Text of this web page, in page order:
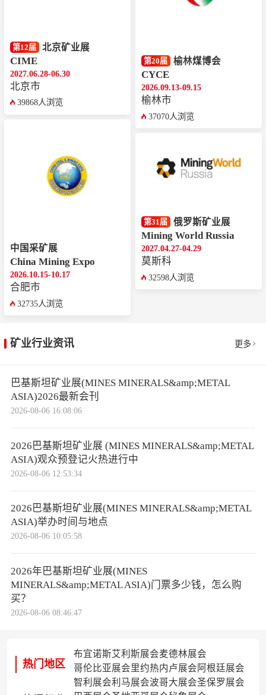
第12届 北京矿业展
CIME
2027.06.28-06.30
北京市
39868人浏览
中国采矿展
China Mining Expo
2026.10.15-10.17
合肥市
32735人浏览
第20届 榆林煤博会
CYCE
2026.09.13-09.15
榆林市
37070人浏览
第31届 俄罗斯矿业展
Mining World Russia
2027.04.27-04.29
莫斯科
32598人浏览
矿业行业资讯 更多
巴基斯坦矿业展(MINES MINERALS&amp;METAL
ASIA)2026最新会刊
2026-08-06 16:08:06
2026巴基斯坦矿业展 (MINES MINERALS&amp;METAL
ASIA)观众预登记火热进行中
2026-08-06 12:53:34
2026巴基斯坦矿业展(MINES MINERALS&amp;METAL
ASIA)举办时间与地点
2026-08-06 10:05:58
2026年巴基斯坦矿业展(MINES
MINERALS&amp;METAL ASIA)门票多少钱，怎么购
买？
2026-08-06 08:46:47
热门地区
布宜诺斯艾利斯展会麦德林展会
哥伦比亚展会里约热内卢展会 阿根廷展会
智利展会利马展会波哥大展会圣保罗展会